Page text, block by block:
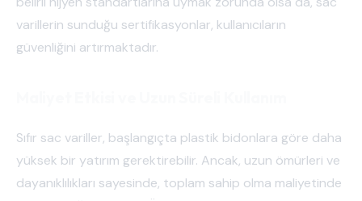
varillerin sunduğu sertifikasyonlar, kullanıcıların
güvenliğini artırmaktadır.
Sıfır sac variller, başlangıçta plastik bidonlara göre daha
yüksek bir yatırım gerektirebilir. Ancak, uzun ömürleri ve
dayanıklılıkları sayesinde, toplam sahip olma maliyetinde